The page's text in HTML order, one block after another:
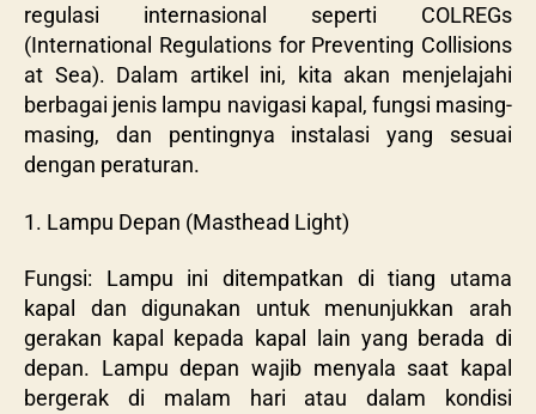
regulasi internasional seperti COLREGs
(International Regulations for Preventing Collisions
at Sea). Dalam artikel ini, kita akan menjelajahi
berbagai jenis lampu navigasi kapal, fungsi masing-
masing, dan pentingnya instalasi yang sesuai
dengan peraturan.
1. Lampu Depan (Masthead Light)
Fungsi: Lampu ini ditempatkan di tiang utama
kapal dan digunakan untuk menunjukkan arah
gerakan kapal kepada kapal lain yang berada di
depan. Lampu depan wajib menyala saat kapal
bergerak di malam hari atau dalam kondisi